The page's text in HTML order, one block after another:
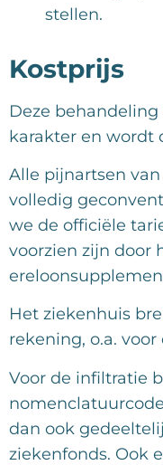
stellen.
Kostprijs
Deze
karakter en wordt
Alle pijnartsen
volledig
we de officiële
voorzien zijn door
Het ziekenhuis
rekening, o.a.
Voor de infiltratie
dan ook
ziekenfonds. Ook